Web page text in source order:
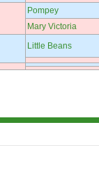
Pompey
Mary Victoria
Little Beans